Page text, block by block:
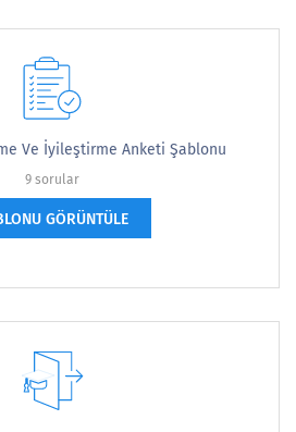
Ve İyileştirme Anketi Şablonu
9 sorular
GÖRÜNTÜLE